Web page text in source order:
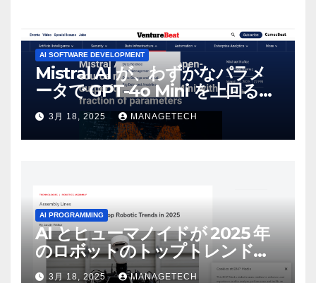
AI SOFTWARE DEVELOPMENT
Mistral AI が、わずかなパラメ
ータで GPT-4o Mini を上回る新
しいオープンソース モデルをリ
リース | VentureBeat
3月 18, 2025 MANAGETECH
AI PROGRAMMING
AI とヒューマノイドが 2025 年
のロボットのトップトレンドに |
ASSEMBLY
3月 18, 2025 MANAGETECH